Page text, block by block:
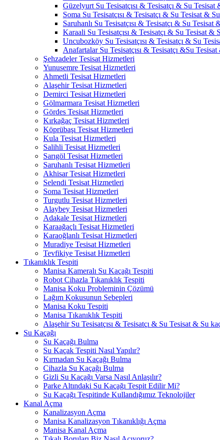
Güzelyurt Su Tesisatçısı & Tesisatçı & Su Tesisat
Soma Su Tesisatçısı & Tesisatçı & Su Tesisat &
Saruhanlı Su Tesisatçısı & Tesisatçı & Su Tesisat
Karaali Su Tesisatçısı & Tesisatçı & Su Tesisat &
Uncubozköy Su Tesisatçısı & Tesisatçı & Su
Anafartalar Su Tesisatçısı & Tesisatçı &Su
Şehzadeler Tesisat Hizmetleri
Yunusemre Tesisat Hizmetleri
Ahmetli Tesisat Hizmetleri
Alaşehir Tesisat Hizmetleri
Demirci Tesisat Hizmetleri
Gölmarmara Tesisat Hizmetleri
Gördes Tesisat Hizmetleri
Kırkağaç Tesisat Hizmetleri
Köprübaşı Tesisat Hizmetleri
Kula Tesisat Hizmetleri
Salihli Tesisat Hizmetleri
Sarıgöl Tesisat Hizmetleri
Saruhanlı Tesisat Hizmetleri
Akhisar Tesisat Hizmetleri
Selendi Tesisat Hizmetleri
Soma Tesisat Hizmetleri
Turgutlu Tesisat Hizmetleri
Alaybey Tesisat Hizmetleri
Adakale Tesisat Hizmetleri
Karaağaçlı Tesisat Hizmetleri
Karaoğlanlı Tesisat Hizmetleri
Muradiye Tesisat Hizmetleri
Tevfikiye Tesisat Hizmetleri
Tıkanıklık Tespiti
Manisa Kameralı Su Kaçağı Tespiti
Robot Cihazla Tıkanıklık Tespiti
Manisa Koku Probleminin Çözümü
Lağım Kokusunun Sebepleri
Manisa Koku Tespiti
Manisa Tıkanıklık Tespiti
Alaşehir Su Tesisatçısı & Tesisatçı & Su Tesisat & Su
Su Kaçağı
Su Kaçağı Bulma
Su Kaçak Tespiti Nasıl Yapılır?
Kırmadan Su Kaçağı Bulma
Cihazla Su Kaçağı Bulma
Gizli Su Kaçağı Varsa Nasıl Anlaşılır?
Parke Altındaki Su Kaçağı Tespit Edilir Mi?
Su Kaçağı Tespitinde Kullandığımız Teknolojiler
Kanal Açma
Kanalizasyon Açma
Manisa Kanalizasyon Tıkanıklığı Açma
Manisa Kanal Açma